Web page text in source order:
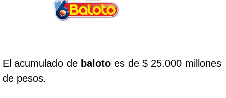
Lotería del Cauca
Extra de Colombia
El acumulado de balotoes de $ 25.000 millones
de pesos.